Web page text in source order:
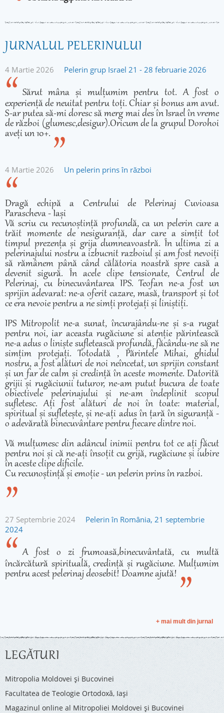
JURNALUL PELERINULUI
4 Martie 2026 Pelerin grup Israel 21 - 28 februarie 2026
Sărut mâna și mulțumim pentru tot. A fost o
experiență de neuitat pentru toți. Chiar și bonus am avut.
S-ar putea să-mi doresc să merg mai des în Israel în vreme
de război (glumesc,desigur).Oricum de la grupul Dorohoi
aveți un 10+.
4 Martie 2026 Un pelerin prins în război
Dragă echipă a Centrului de Pelerinaj Cuvioasa
Parascheva - Iași
Vă scriu cu recunoștință profundă, ca un pelerin care a
trăit momente de nesiguranță, dar care a simțit tot
timpul prezența și grija dumneavoastră. În ultima zi a
pelerinajului nostru a izbucnit razboiul și am fost nevoiți
să rămânem până când călătoria noastră spre casă a
devenit sigură. În acele clipe tensionate, Centrul de
Pelerinaj, cu binecuvântarea IPS. Teofan ne-a fost un
sprijin adevarat: ne-a oferit cazare, masă, transport și tot
ce era nevoie pentru a ne simți protejați și liniștiți.
IPS Mitropolit ne-a sunat, încurajându-ne și s-a rugat
pentru noi, iar aceasta rugăciune si atenție părintească
ne-a adus o liniște sufletească profundă, făcându-ne să ne
simțim protejați. Totodată , Părintele Mihai, ghidul
nostru, a fost alături de noi neîncetat, un sprijin constant
și un far de calm și credință în aceste momente. Datorită
grijii și rugăciunii tuturor, ne-am putut bucura de toate
obiectivele pelerinajului și ne-am îndeplinit scopul
sufletesc. Ați fost alături de noi în toate: material,
spiritual și sufletește, și ne-ați adus în țară în siguranță -
o adevărată binecuvântare pentru fiecare dintre noi.
Vă mulțumesc din adâncul inimii pentru tot ce ați făcut
pentru noi și că ne-ați însoțit cu grijă, rugăciune și iubire
în aceste clipe dificile.
Cu recunoștință și emoție - un pelerin prins în razboi.
27 Septembrie 2024
Pelerin în România, 21 septembrie
2024
A fost o zi frumoasă,binecuvântată, cu multă
încărcătură spirituală, credință și rugăciune. Mulțumim
pentru acest pelerinaj deosebit! Doamne ajută!
+ mai mult din jurnal
LEGĂTURI
Mitropolia Moldovei și Bucovinei
Facultatea de Teologie Ortodoxă, Iaşi
Magazinul online al Mitropoliei Moldovei și Bucovinei